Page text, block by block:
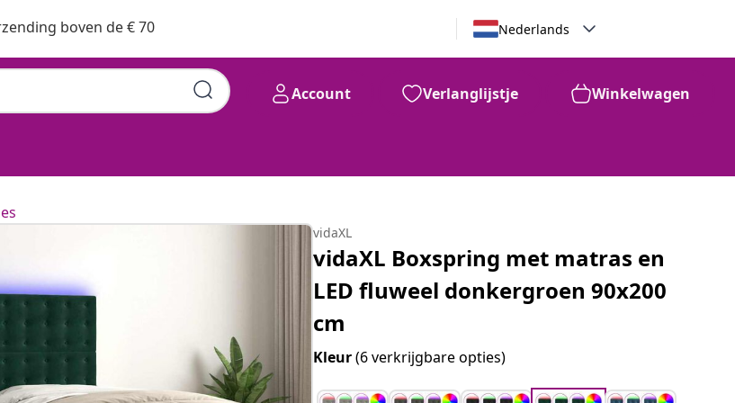
boven de € 70 Nederlands
Account Verlanglijstje Winkelwagen
vidaXL
vidaXL Boxspring met matras en
LED fluweel donkergroen 90x200
cm
Kleur(6 verkrijgbare opties)